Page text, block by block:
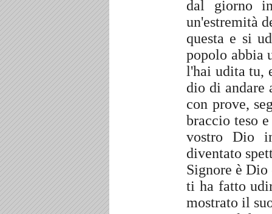
dal giorno
un'estremità
questa e si
popolo abbia
l'hai udita tu,
dio di andare
con prove,
braccio teso
vostro Dio
diventato
Signore è
ti ha fatto
mostrato il